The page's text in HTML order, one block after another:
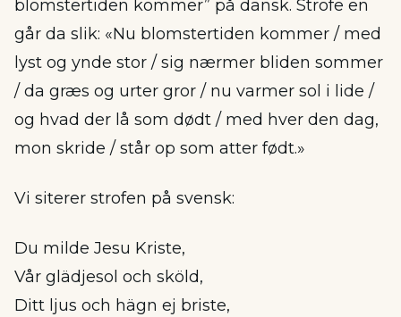
blomstertiden kommer” på dansk. Strofe en
går da slik: «Nu blomstertiden kommer / med
lyst og ynde stor / sig nærmer bliden sommer
/ da græs og urter gror / nu varmer sol i lide /
og hvad der lå som dødt / med hver den dag,
mon skride / står op som atter født.»
Vi siterer strofen på svensk:
Du milde Jesu Kriste,
Vår glädjesol och sköld,
Ditt ljus och hägn ej briste,